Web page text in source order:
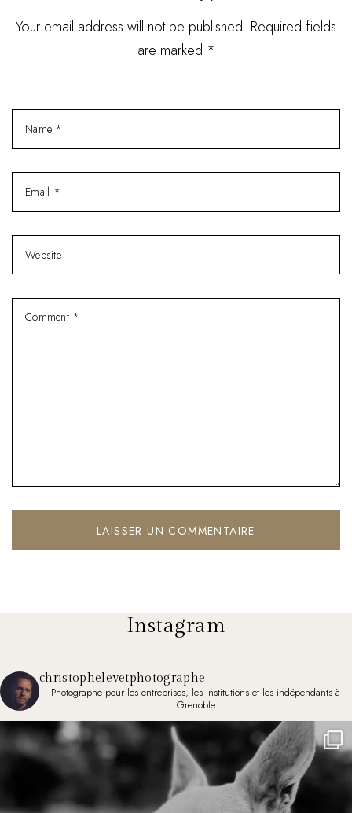
Your email address will not be published. Required fields
are marked *
Instagram
christophelevetphotographe
Photographe pour les entreprises, les institutions et les indépendants à
Grenoble